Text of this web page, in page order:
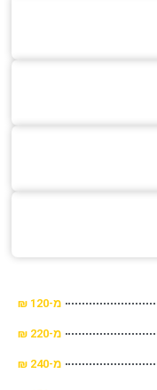
מ-120 ₪
מ-220 ₪
מ-240 ₪